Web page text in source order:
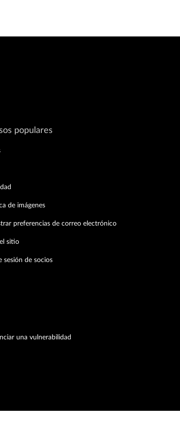
populares
de imágenes
preferencias de correo electrónico
sitio
sesión de socios
una vulnerabilidad